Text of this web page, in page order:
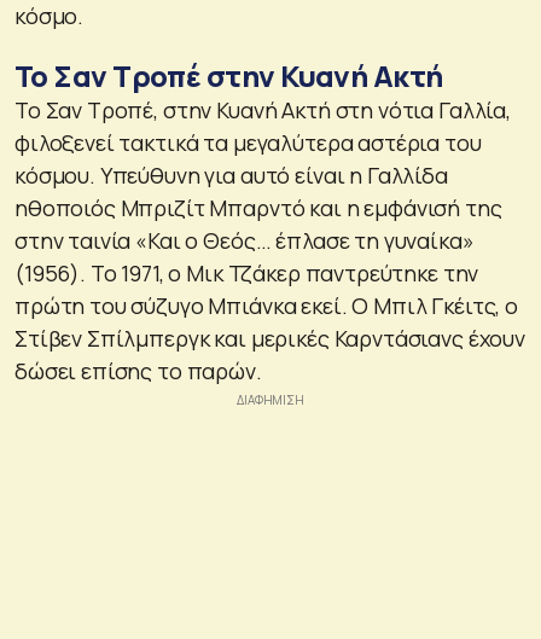
κόσμο.
Το Σαν Τροπέ στην Κυανή Ακτή
Το Σαν Τροπέ, στην Κυανή Ακτή στη νότια Γαλλία,
φιλοξενεί τακτικά τα μεγαλύτερα αστέρια του
κόσμου. Υπεύθυνη για αυτό είναι η Γαλλίδα
ηθοποιός Μπριζίτ Μπαρντό και η εμφάνισή της
στην ταινία «Και ο Θεός… έπλασε τη γυναίκα»
(1956). Το 1971, ο Μικ Τζάκερ παντρεύτηκε την
πρώτη του σύζυγο Μπιάνκα εκεί. Ο Μπιλ Γκέιτς, ο
Στίβεν Σπίλμπεργκ και μερικές Καρντάσιανς έχουν
δώσει επίσης το παρών.